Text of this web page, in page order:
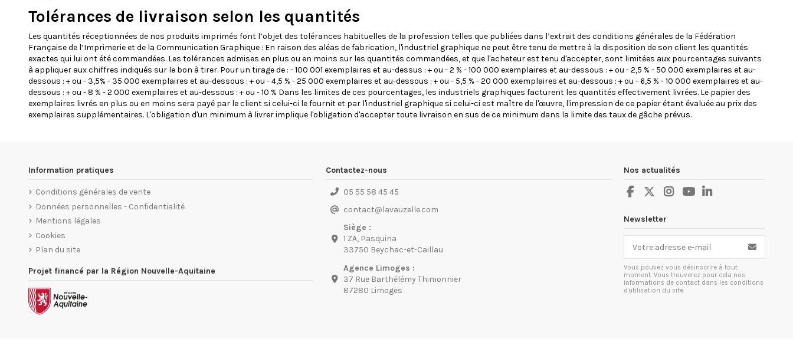
Tolérances de livraison selon les quantités
Les quantités réceptionnées de nos produits imprimés font l’objet des tolérances habituelles de la profession telles que publiées dans l’extrait des conditions générales de la Fédération
Française de l’Imprimerie et de la Communication Graphique : En raison des aléas de fabrication, l'industriel graphique ne peut être tenu de mettre à la disposition de son client les quantités
exactes qui lui ont été commandées. Les tolérances admises en plus ou en moins sur les quantités commandées, et que l'acheteur est tenu d'accepter, sont limitées aux pourcentages suivants
à appliquer aux chiffres indiqués sur le bon à tirer. Pour un tirage de : - 100 001 exemplaires et au-dessus : + ou - 2 % - 100 000 exemplaires et au-dessous : + ou - 2,5 % - 50 000 exemplaires et au-
dessous : + ou - 3,5% - 35 000 exemplaires et au-dessous : + ou - 4,5 % - 25 000 exemplaires et au-dessous : + ou - 5,5 % - 20 000 exemplaires et au-dessous : + ou - 6,5 % - 10 000 exemplaires et au-
dessous : + ou - 8 % - 2 000 exemplaires et au-dessous : + ou - 10 % Dans les limites de ces pourcentages, les industriels graphiques facturent les quantités effectivement livrées. Le papier des
exemplaires livrés en plus ou en moins sera payé par le client si celui-ci le fournit et par l'industriel graphique si celui-ci est maître de l'œuvre, l'impression de ce papier étant évaluée au prix des
exemplaires supplémentaires. L'obligation d'un minimum à livrer implique l'obligation d'accepter toute livraison en sus de ce minimum dans la limite des taux de gâche prévus.
Information pratiques
Conditions générales de vente
Données personnelles - Confidentialité
Mentions légales
Cookies
Plan du site
Projet financé par la Région Nouvelle-Aquitaine
Contactez-nous
05 55 58 45 45
contact@lavauzelle.com
Siège :
1 ZA, Pasquina
33750 Beychac-et-Caillau
Agence Limoges :
37 Rue Barthélémy Thimonnier
87280 Limoges
Nos actualités
Newsletter
Vous pouvez vous désinscrire à tout
moment. Vous trouverez pour cela nos
informations de contact dans les conditions
d'utilisation du site.